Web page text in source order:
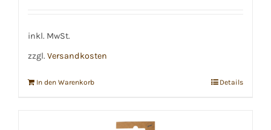
inkl. MwSt.
zzgl. Versandkosten
In den Warenkorb Details